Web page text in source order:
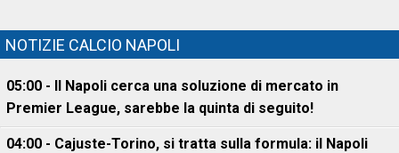
NOTIZIE CALCIO NAPOLI
05:00 - Il Napoli cerca una soluzione di mercato in
Premier League, sarebbe la quinta di seguito!
04:00 - Cajuste-Torino, si tratta sulla formula: il Napoli